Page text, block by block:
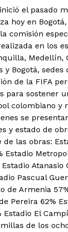
el pasado
hoy en
comisión
en los
Medellín,
y Bogotá,
de la FIFA
para sostener
colombiano y
se
y estado de
de las obras:
Estadio
Atanasio
Pascual
de Armenia
Pereira 62%
Estadio El
de los